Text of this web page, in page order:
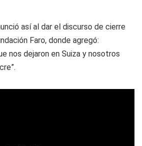
así al dar el discurso de cierre
Faro, donde agregó:
nos dejaron en Suiza y nosotros